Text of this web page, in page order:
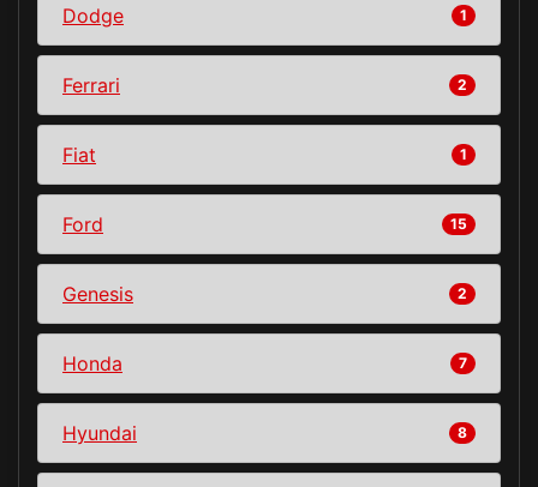
Dodge 1
Ferrari 2
Fiat 1
Ford 15
Genesis 2
Honda 7
Hyundai 8